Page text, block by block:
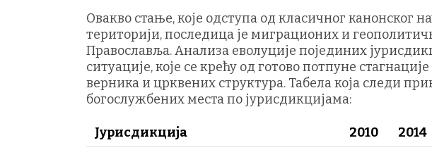
Овакво стање, које одступа од класичног канонског
територији, последица је миграционих и
Православља. Анализа еволуције појединих
ситуације, које се крећу од готово потпуне
верника и црквених структура. Табела која следи
богослужбених места по јурисдикцијама:
Јурисдикција 2010 2014